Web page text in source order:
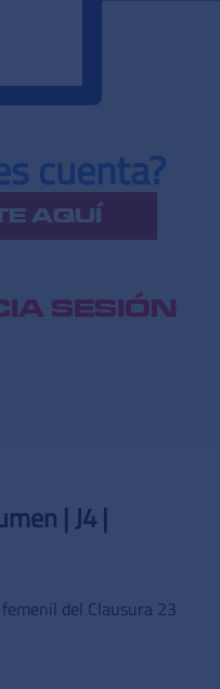
cuenta?
AQUÍ
SESIÓN
| J4 |
del Clausura 23